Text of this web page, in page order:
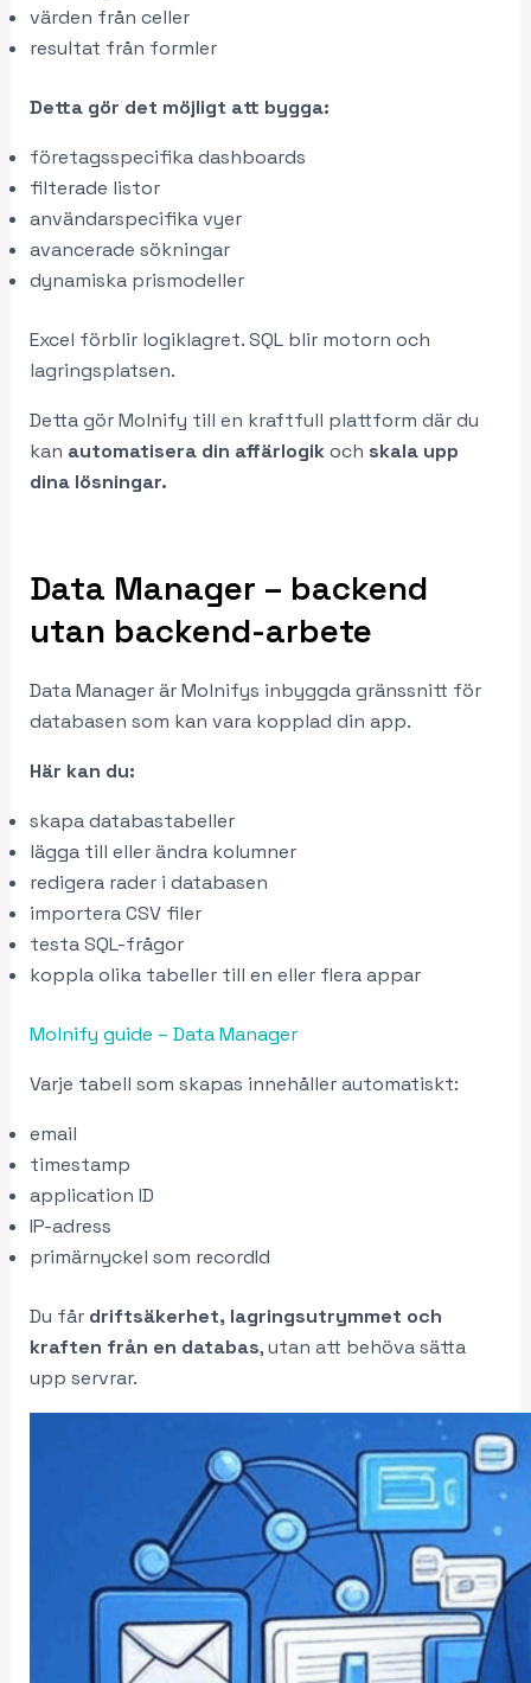
värden från celler
resultat från formler
Detta gör det möjligt att bygga:
företagsspecifika dashboards
filterade listor
användarspecifika vyer
avancerade sökningar
dynamiska prismodeller
Excel förblir logiklagret. SQL blir motorn och
lagringsplatsen.
Detta gör Molnify till en kraftfull plattform där du
kan automatisera din affärlogikoch skala upp
dina lösningar.
Data Manager – backend
utan backend-arbete
Data Manager är Molnifys inbyggda gränssnitt för
databasen som kan vara kopplad din app.
Här kan du:
skapa databastabeller
lägga till eller ändra kolumner
redigera rader i databasen
importera CSV filer
testa SQL-frågor
koppla olika tabeller till en eller flera appar
Molnify guide – Data Manager
Varje tabell som skapas innehåller automatiskt:
email
timestamp
application ID
IP-adress
primärnyckel som recordId
Du får driftsäkerhet, lagringsutrymmet och
kraften från en databas, utan att behöva sätta
upp servrar.